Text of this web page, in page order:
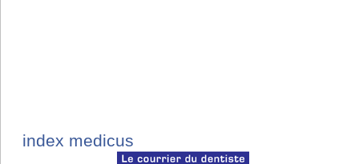
index medicus